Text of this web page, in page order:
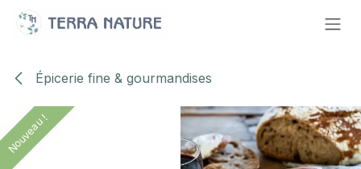
Se rendre au contenu
Épicerie fine & gourmandises
Nouveau !
Nouveau !
Nouveau !